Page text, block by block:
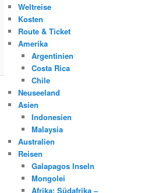
Weltreise
Kosten
Route & Ticket
Amerika
Argentinien
Costa Rica
Chile
Neuseeland
Asien
Indonesien
Malaysia
Australien
Reisen
Galapagos Inseln
Mongolei
Afrika: Südafrika –